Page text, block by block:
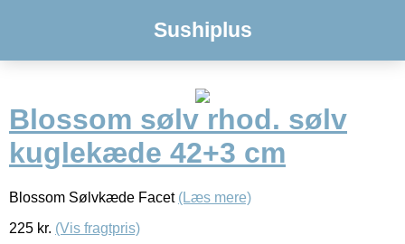
Sushiplus
Blossom sølv rhod. sølv
kuglekæde 42+3 cm
Blossom Sølvkæde Facet (Læs mere)
225 kr. (Vis fragtpris)